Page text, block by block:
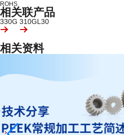
ROHS
相关联产品
330G 310GL30
相关资料